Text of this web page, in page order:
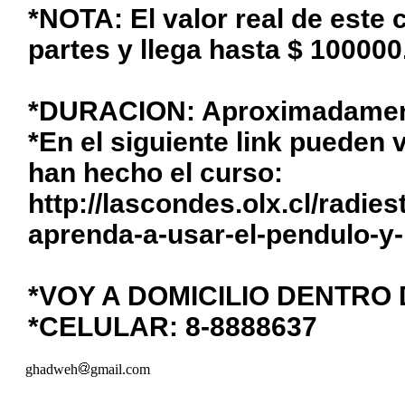
*NOTA: El valor real de este
partes y llega hasta $
*DURACION:
*En el siguiente link pueden
han hecho el curso:
http://lascondes.olx.cl/
aprenda-a-usar-el-pendulo-
*VOY A DOMICILIO DENTRO
*CELULAR: 8-8888637
ghadweh gmail.com